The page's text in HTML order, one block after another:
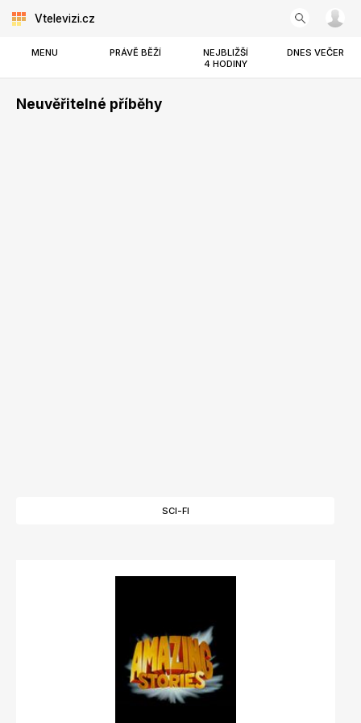
Vtelevizi.cz
MENU PRÁVĚ BĚŽÍ
NEJBLIŽŠÍ
4 HODINY
DNES VEČER
Neuvěřitelné příběhy
SCI-FI